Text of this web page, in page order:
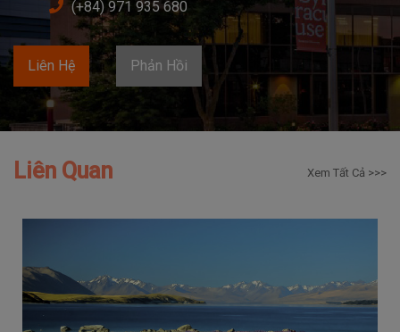
(+84) 971 935 680
Liên Hệ Phản Hồi
Liên Quan Xem Tất Cả >>>